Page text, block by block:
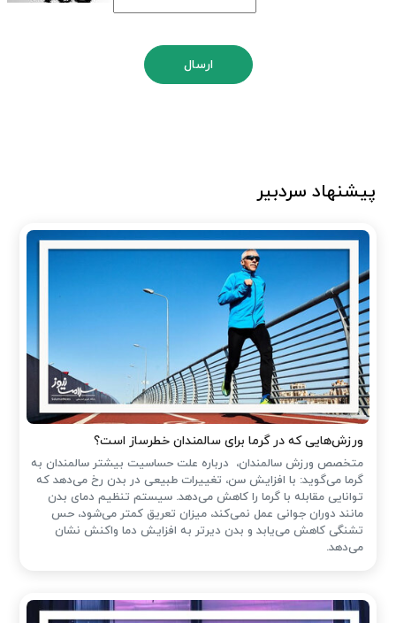
ارسال
پیشنهاد سردبیر
ورزش‌هایی که در گرما برای سالمندان خطرساز است؟
متخصص ورزش سالمندان، درباره علت حساسیت بیشتر سالمندان به
گرما می‌گوید: با افزایش سن، تغییرات طبیعی در بدن رخ می‌دهد که
توانایی مقابله با گرما را کاهش می‌دهد. سیستم تنظیم دمای بدن
مانند دوران جوانی عمل نمی‌کند، میزان تعریق کمتر می‌شود، حس
تشنگی کاهش می‌یابد و بدن دیرتر به افزایش دما واکنش نشان
می‌دهد.